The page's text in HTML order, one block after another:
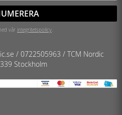
vår integritetspolicy.
/ 0722505963 / TCM Nordic
Stockholm